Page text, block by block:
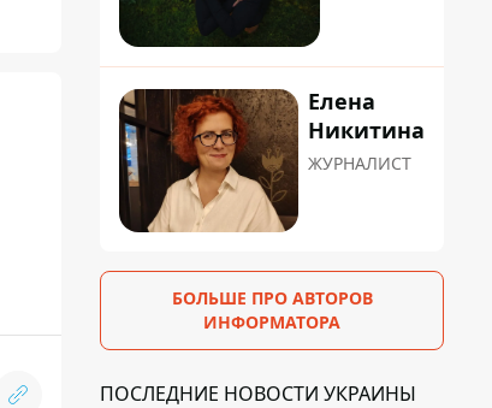
Елена
Никитина
ЖУРНАЛИСТ
БОЛЬШЕ ПРО АВТОРОВ
ИНФОРМАТОРА
ПОСЛЕДНИЕ НОВОСТИ УКРАИНЫ